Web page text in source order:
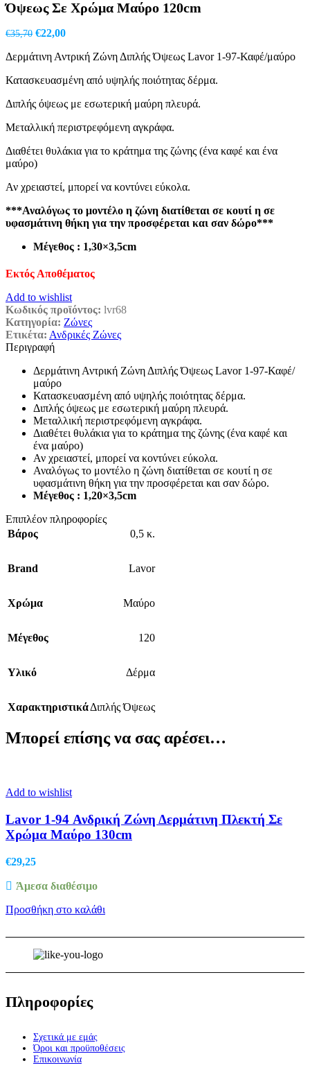
€9,50.
Όψεως Σε Χρώμα Μαύρο 120cm
€35,70 Original
was:
€22,00Η
τιμή
€22,00.
Δερμάτινη Αντρική Ζώνη Διπλής Όψεως Lavor 1-97-Καφέ/μαύρο
Κατασκευασμένη από υψηλής ποιότητας δέρμα.
Διπλής όψεως με εσωτερική μαύρη πλευρά.
Μεταλλική περιστρεφόμενη αγκράφα.
Διαθέτει θυλάκια για το κράτημα της ζώνης (ένα καφέ και ένα
μαύρο)
Αν χρειαστεί, μπορεί να κοντύνει εύκολα.
***Αναλόγως το μοντέλο η ζώνη διατίθεται σε κουτί η σε
υφασμάτινη θήκη για την προσφέρεται και σαν δώρο***
Μέγεθος : 1,30×3,5cm
Εκτός Αποθέματος
Add to wishlist
Κωδικός προϊόντος: lvr68
Κατηγορία: Ζώνες
Ετικέτα: Ανδρικές Ζώνες
Περιγραφή
Δερμάτινη Αντρική Ζώνη Διπλής Όψεως Lavor 1-97-Καφέ/
μαύρο
Κατασκευασμένη από υψηλής ποιότητας δέρμα.
Διπλής όψεως με εσωτερική μαύρη πλευρά.
Μεταλλική περιστρεφόμενη αγκράφα.
Διαθέτει θυλάκια για το κράτημα της ζώνης (ένα καφέ και
ένα μαύρο)
Αν χρειαστεί, μπορεί να κοντύνει εύκολα.
Αναλόγως το μοντέλο η ζώνη διατίθεται σε κουτί η σε
υφασμάτινη θήκη για την προσφέρεται και σαν δώρο.
Μέγεθος : 1,20×3,5cm
Επιπλέον πληροφορίες
Βάρος
0,5 κ.
Brand Lavor
Χρώμα Μαύρο
Μέγεθος 120
Υλικό Δέρμα
ΧαρακτηριστικάΔιπλής Όψεως
Μπορεί επίσης να σας αρέσει…
Add to wishlist
Lavor 1-94 Ανδρική Ζώνη Δερμάτινη Πλεκτή Σε
Χρώμα Μαύρο 130cm
€29,25
Άμεσα διαθέσιμο
Προσθήκη στο καλάθι
Πληροφορίες
Σχετικά με εμάς
Όροι και προϋποθέσεις
Επικοινωνία